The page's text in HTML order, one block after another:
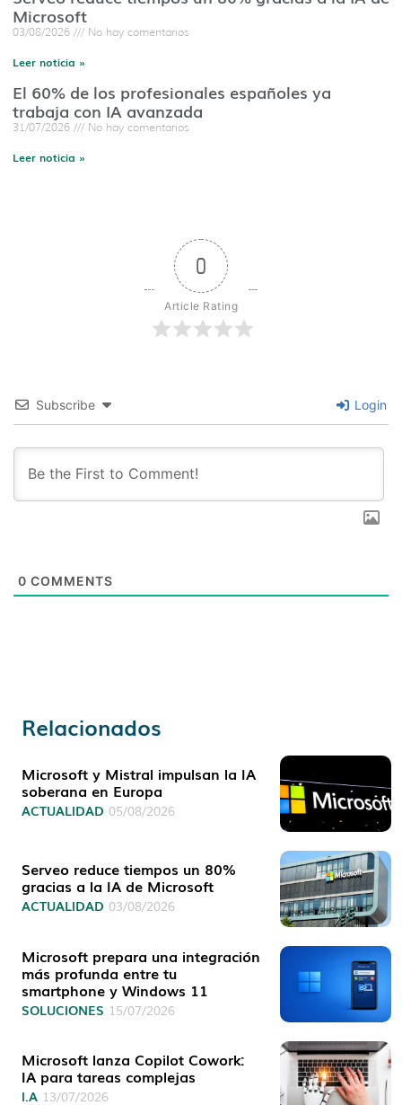
Microsoft
03/08/2026 No hay comentarios
Leer noticia »
El 60% de los profesionales españoles ya
trabaja con IA avanzada
31/07/2026 No hay comentarios
Leer noticia »
0
Article Rating
Subscribe Login
0 COMMENTS
Relacionados
Microsoft y Mistral impulsan la IA
soberana en Europa
ACTUALIDAD 05/08/2026
Serveo reduce tiempos un 80%
gracias a la IA de Microsoft
ACTUALIDAD 03/08/2026
Microsoft prepara una integración
más profunda entre tu
smartphone y Windows 11
SOLUCIONES 15/07/2026
Microsoft lanza Copilot Cowork:
IA para tareas complejas
I.A 13/07/2026